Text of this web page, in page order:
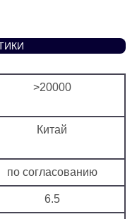
>20000
Китай
по согласованию
6.5